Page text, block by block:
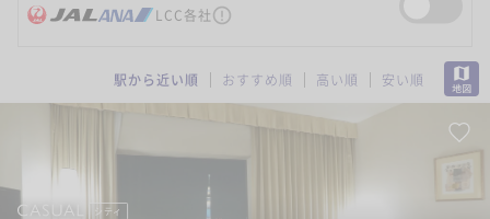
LCC各社
駅から近い順 おすすめ順 高い順 安い順
シティ